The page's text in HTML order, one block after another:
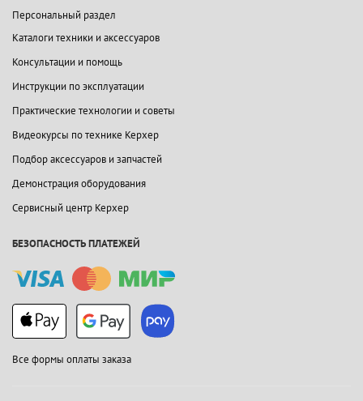
Персональный раздел
Каталоги техники и аксессуаров
Консультации и помощь
Инструкции по эксплуатации
Практические технологии и советы
Видеокурсы по технике Керхер
Подбор аксессуаров и запчастей
Демонстрация оборудования
Сервисный центр Керхер
БЕЗОПАСНОСТЬ ПЛАТЕЖЕЙ
Все формы оплаты заказа